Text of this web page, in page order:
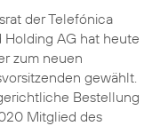
der Telefónica
Holding AG hat heute
zum neuen
gewählt.
Bestellung
Mitglied des